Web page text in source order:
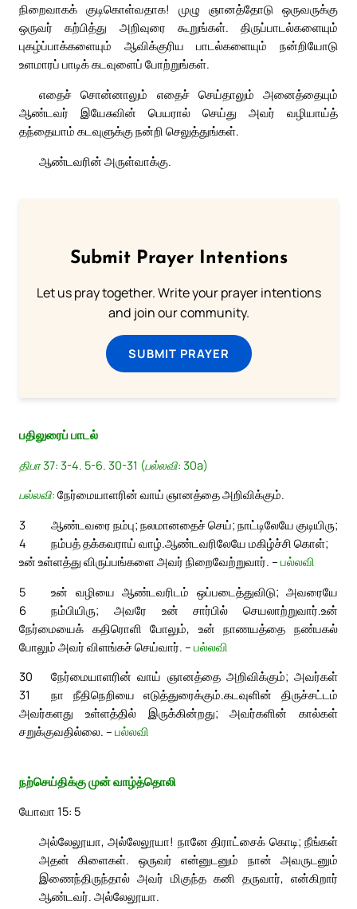
நிறைவாகக் குடிகொள்வதாக! முழு ஞானத்தோடு ஒருவருக்கு
ஒருவர் கற்பித்து அறிவுரை கூறுங்கள். திருப்பாடல்களையும்
புகழ்ப்பாக்களையும் ஆவிக்குரிய பாடல்களையும் நன்றியோடு
உளமாரப் பாடிக் கடவுளைப் போற்றுங்கள்.
எதைச் சொன்னாலும் எதைச் செய்தாலும் அனைத்தையும்
ஆண்டவர் இயேசுவின் பெயரால் செய்து அவர் வழியாய்த்
தந்தையாம் கடவுளுக்கு நன்றி செலுத்துங்கள்.
ஆண்டவரின் அருள்வாக்கு.
Submit Prayer Intentions
Let us pray together. Write your prayer intentions
and join our community.
SUBMIT PRAYER
பதிலுரைப் பாடல்
திபா 37: 3-4. 5-6. 30-31 (பல்லவி: 30a)
பல்லவி: நேர்மையாளரின் வாய் ஞானத்தை அறிவிக்கும்.
3
ஆண்டவரை நம்பு; நலமானதைச் செய்; நாட்டிலேயே குடியிரு;
நம்பத் தக்கவராய் வாழ்.
4
ஆண்டவரிலேயே மகிழ்ச்சி கொள்;
உன் உள்ளத்து விருப்பங்களை அவர் நிறைவேற்றுவார். – பல்லவி
5
உன் வழியை ஆண்டவரிடம் ஒப்படைத்துவிடு; அவரையே
நம்பியிரு; அவரே உன் சார்பில் செயலாற்றுவார்.
6
உன்
நேர்மையைக் கதிரொளி போலும், உன் நாணயத்தை நண்பகல்
போலும் அவர் விளங்கச் செய்வார். – பல்லவி
30
நேர்மையாளரின் வாய் ஞானத்தை அறிவிக்கும்; அவர்கள்
நா நீதிநெறியை எடுத்துரைக்கும்.
31
கடவுளின் திருச்சட்டம்
அவர்களது உள்ளத்தில் இருக்கின்றது; அவர்களின் கால்கள்
சறுக்குவதில்லை. – பல்லவி
நற்செய்திக்கு முன் வாழ்த்தொலி
யோவா 15: 5
அல்லேலூயா, அல்லேலூயா! நானே திராட்சைக் கொடி; நீங்கள்
அதன் கிளைகள். ஒருவர் என்னுடனும் நான் அவருடனும்
இணைந்திருந்தால் அவர் மிகுந்த கனி தருவார், என்கிறார்
ஆண்டவர். அல்லேலூயா.